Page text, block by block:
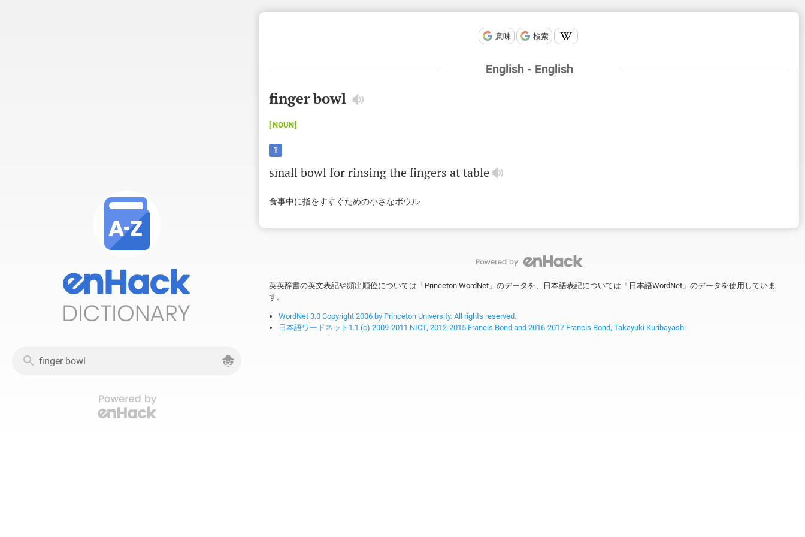
意味 検索
English - English
finger bowl
NOUN
1
smallbowlforrinsingthe fingers attable
食事中に指をすすぐための小さなボウル
英英辞書の英文表記や頻出順位については「Princeton WordNet」のデータを、日本語表記については「日本語WordNet」のデータを使用していま
す。
WordNet 3.0 Copyright 2006 by Princeton University. All rights reserved.
日本語ワードネット1.1 (c) 2009-2011 NICT, 2012-2015 Francis Bond and 2016-2017 Francis Bond, Takayuki Kuribayashi